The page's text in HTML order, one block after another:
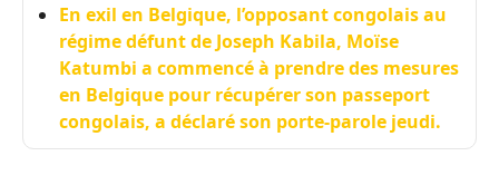
En exil en Belgique, l’opposant congolais au
régime défunt de Joseph Kabila, Moïse
Katumbi a commencé à prendre des mesures
en Belgique pour récupérer son passeport
congolais, a déclaré son porte-parole jeudi.